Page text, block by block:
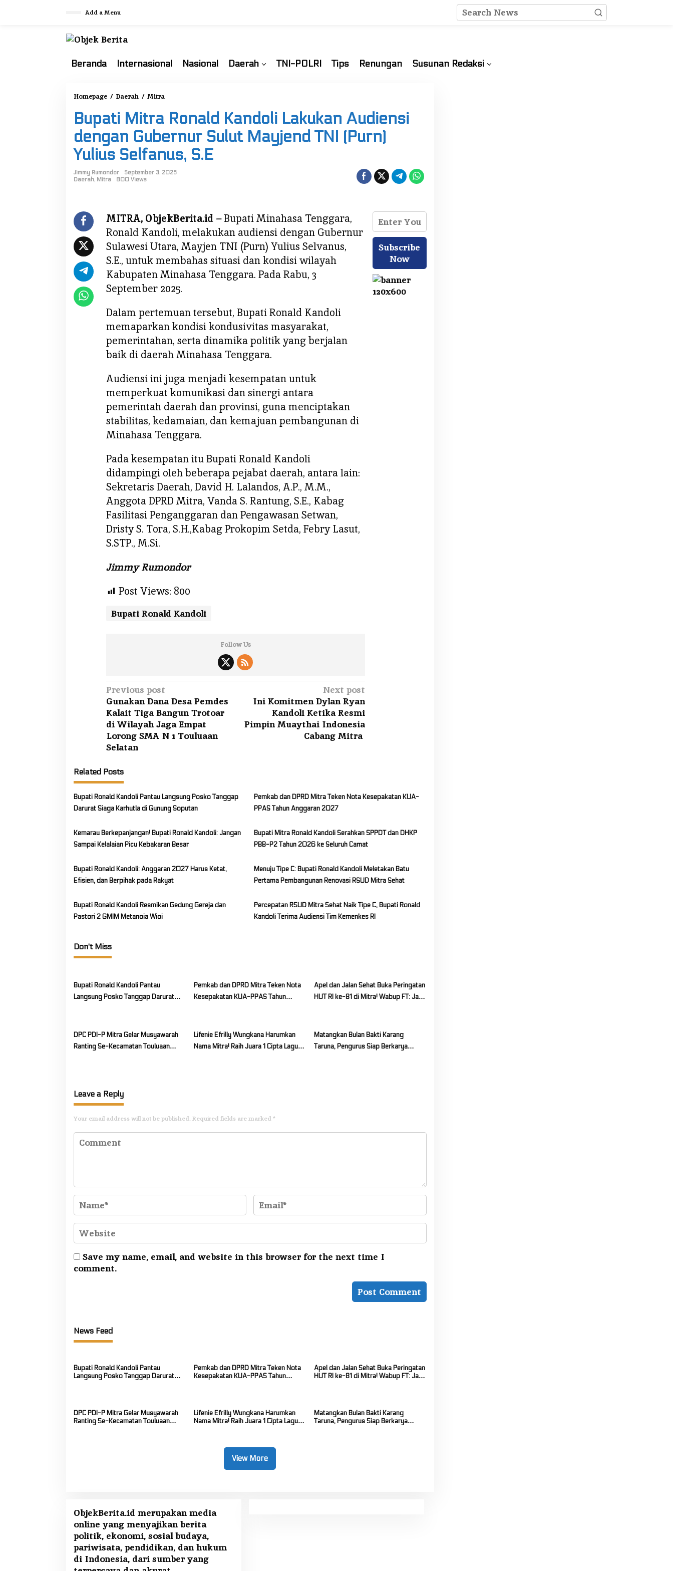
Add a Menu
Beranda Internasional Nasional Daerah TNI-POLRI Tips Renungan Susunan Redaksi
Homepage / Daerah / Mitra
a
t
i
i
R
o
n
a
l
d
K
n
d
o
L
a
k
u
k
u
d
i
e
n
s
i
n
a
G
u
S
u
l
u
j
e
d
T
I
(
u
u
S
.
Bupati Mitra Ronald Kandoli Lakukan Audiensi
dengan Gubernur Sulut Mayjend TNI (Purn)
Yulius Selfanus, S.E
Jimmy Rumondor
September 3, 2025
Daerah, Mitra 800 Views
MITRA, ObjekBerita.id –Bupati Minahasa Tenggara,
Ronald Kandoli, melakukan audiensi dengan Gubernur
Sulawesi Utara, Mayjen TNI (Purn) Yulius Selvanus,
S.E., untuk membahas situasi dan kondisi wilayah
Kabupaten Minahasa Tenggara. Pada Rabu, 3
September 2025.
Dalam pertemuan tersebut, Bupati Ronald Kandoli
memaparkan kondisi kondusivitas masyarakat,
pemerintahan, serta dinamika politik yang berjalan
baik di daerah Minahasa Tenggara.
Audiensi ini juga menjadi kesempatan untuk
memperkuat komunikasi dan sinergi antara
pemerintah daerah dan provinsi, guna menciptakan
stabilitas, kedamaian, dan kemajuan pembangunan di
Minahasa Tenggara.
Pada kesempatan itu Bupati Ronald Kandoli
didampingi oleh beberapa pejabat daerah, antara lain:
Sekretaris Daerah, David H. Lalandos, A.P., M.M.,
Anggota DPRD Mitra, Vanda S. Rantung, S.E., Kabag
Fasilitasi Penganggaran dan Pengawasan Setwan,
Dristy S. Tora, S.H.,Kabag Prokopim Setda, Febry Lasut,
S.STP., M.Si.
Jimmy Rumondor
Post Views: 800
Bupati Ronald Kandoli
Follow Us
P
o
s
t
n
v
i
g
a
t
i
n
Previous post
Gunakan Dana Desa Pemdes
Kalait Tiga Bangun Trotoar
di Wilayah Jaga Empat
Lorong SMA N 1 Touluaan
Selatan
Next post
Ini Komitmen Dylan Ryan
Kandoli Ketika Resmi
Pimpin Muaythai Indonesia
Cabang Mitra
Related Posts
Bupati Ronald Kandoli Pantau Langsung Posko Tanggap
Darurat Siaga Karhutla di Gunung Soputan
Pemkab dan DPRD Mitra Teken Nota Kesepakatan KUA-
PPAS Tahun Anggaran 2027
Kemarau Berkepanjangan! Bupati Ronald Kandoli: Jangan
Bupati Mitra Ronald Kandoli Serahkan SPPDT dan DHKP
PBB-P2 Tahun 2026 ke Seluruh Camat
Bupati Ronald Kandoli: Anggaran 2027 Harus Ketat,
Efisien, dan Berpihak pada Rakyat
Menuju Tipe C: Bupati Ronald Kandoli Meletakan Batu
Pertama Pembangunan Renovasi RSUD Mitra Sehat
Bupati Ronald Kandoli Resmikan Gedung Gereja dan
Pastori 2 GMIM Metanoia Wioi
Percepatan RSUD Mitra Sehat Naik Tipe C, Bupati Ronald
Kandoli Terima Audiensi Tim Kemenkes RI
Don't Miss
Bupati Ronald Kandoli Pantau
Langsung Posko Tanggap Darurat
Pemkab dan DPRD Mitra Teken Nota
Kesepakatan KUA-PPAS Tahun
Apel dan Jalan Sehat Buka Peringatan
HUT RI ke-81 di Mitra! Wabup FT: Jaga
DPC PDI-P Mitra Gelar Musyawarah
Ranting Se-Kecamatan Touluaan
Lifenie Efrilly Wungkana Harumkan
Nama Mitra! Raih Juara 1 Cipta Lagu
Matangkan Bulan Bakti Karang
Taruna, Pengurus Siap Berkarya
Leave a Reply
Your email address will not be published. Required fields are marked *
Save my name, email, and website in this browser for the next time I
comment.
News Feed
Bupati Ronald Kandoli Pantau
Langsung Posko Tanggap Darurat
Pemkab dan DPRD Mitra Teken Nota
Kesepakatan KUA-PPAS Tahun
Apel dan Jalan Sehat Buka Peringatan
HUT RI ke-81 di Mitra! Wabup FT: Jaga
DPC PDI-P Mitra Gelar Musyawarah
Ranting Se-Kecamatan Touluaan
Lifenie Efrilly Wungkana Harumkan
Nama Mitra! Raih Juara 1 Cipta Lagu
Matangkan Bulan Bakti Karang
Taruna, Pengurus Siap Berkarya
View More
ObjekBerita.id merupakan media
online yang menyajikan berita
politik, ekonomi, sosial budaya,
pariwisata, pendidikan, dan hukum
di Indonesia, dari sumber yang